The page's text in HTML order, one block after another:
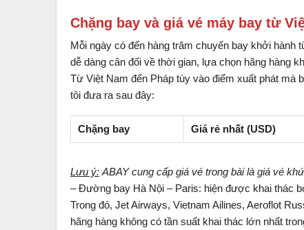
Chặng bay và giá vé máy bay từ
Mỗi ngày có đến hàng trăm chuyến bay khởi
dễ dàng cân đối về thời gian, lựa chọn hãng hàng
Từ Việt Nam đến Pháp tùy vào điểm xuất phát mà
tôi đưa ra sau đây:
Chặng bay Giá rẻ nhất (USD)
Lưu ý: ABAY cung cấp giá vé trong bài là giá vé
– Đường bay Hà Nội – Paris: hiện được khai thác
Trong đó, Jet Airways, Vietnam Ailines, Aeroflot
hãng hàng không có tần suất khai thác lớn nhất